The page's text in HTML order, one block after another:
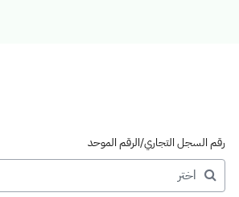
رقم السجل التجاري/الرقم الموحد